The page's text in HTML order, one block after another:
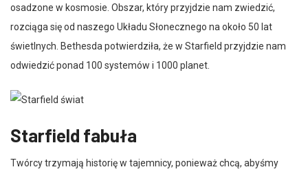
osadzone w kosmosie. Obszar, który przyjdzie nam zwiedzić,
rozciąga się od naszego Układu Słonecznego na około 50 lat
świetlnych. Bethesda potwierdziła, że w Starfield przyjdzie nam
odwiedzić ponad 100 systemów i 1000 planet.
Starfield fabuła
Twórcy trzymają historię w tajemnicy, ponieważ chcą, abyśmy